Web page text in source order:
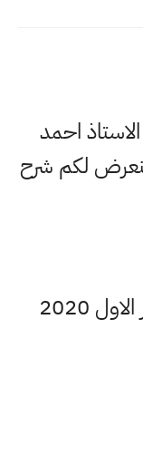
احمد
لكم شرح
2020